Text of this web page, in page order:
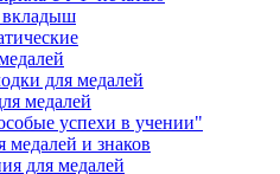
для медалей
медалей
успехи в учении"
медалей и знаков
для медалей